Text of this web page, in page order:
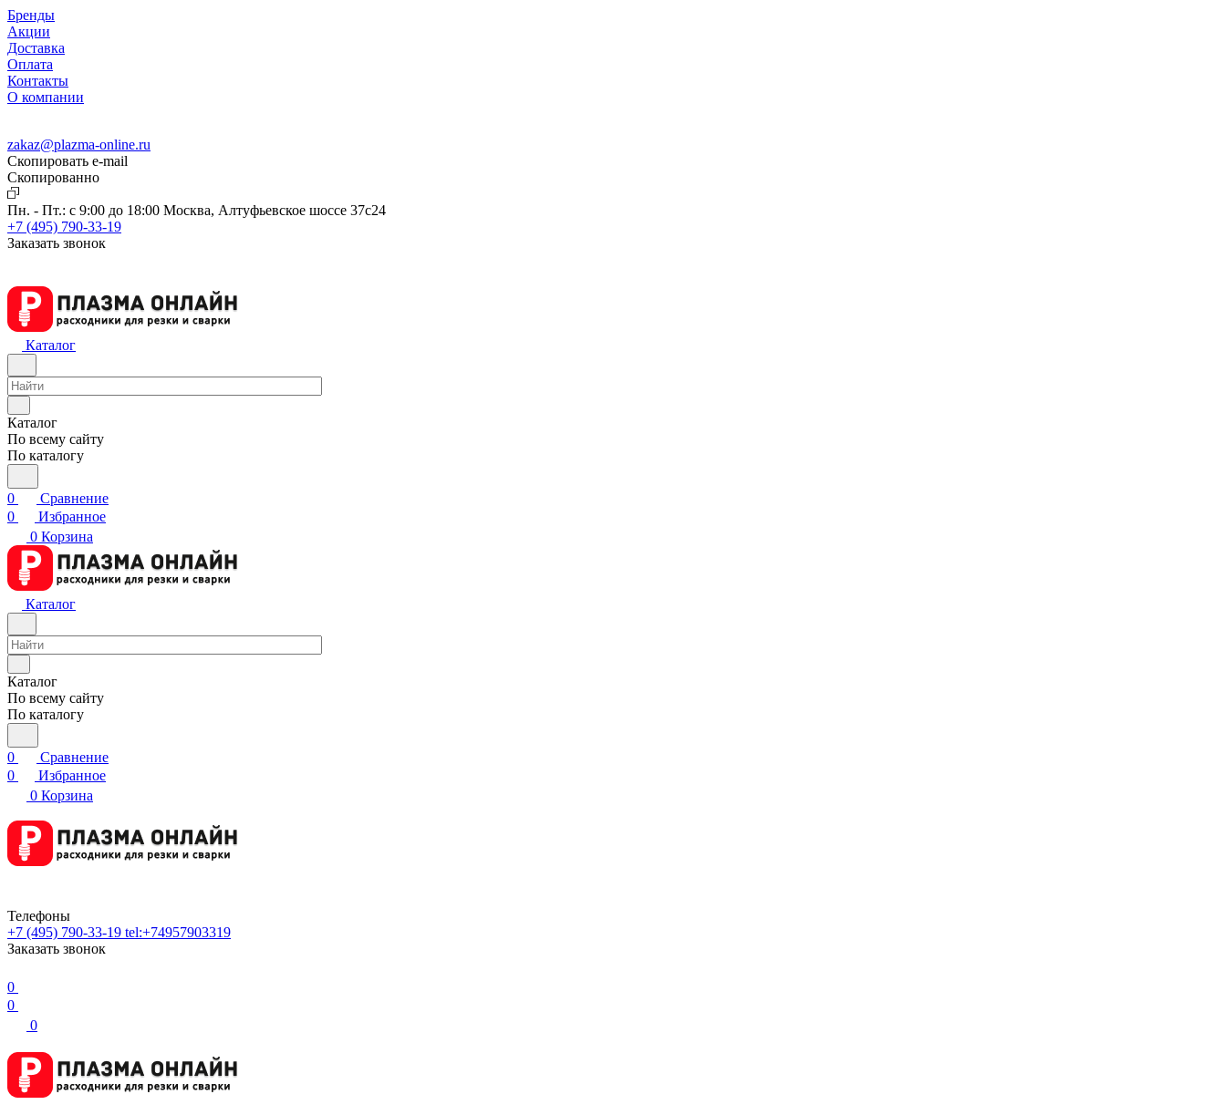
Бренды
Акции
Доставка
Оплата
Контакты
О компании
zakaz@plazma-online.ru
Скопировать e-mail
Cкопированно
Пн. - Пт.: с 9:00 до 18:00 Москва, Алтуфьевское шоссе 37с24
+7 (495) 790-33-19
Заказать звонок
Каталог
Каталог
По всему сайту
По каталогу
0
Сравнение
0
Избранное
0 Корзина
Каталог
Каталог
По всему сайту
По каталогу
0
Сравнение
0
Избранное
0 Корзина
Телефоны
+7 (495) 790-33-19 tel:+74957903319
Заказать звонок
0
0
0